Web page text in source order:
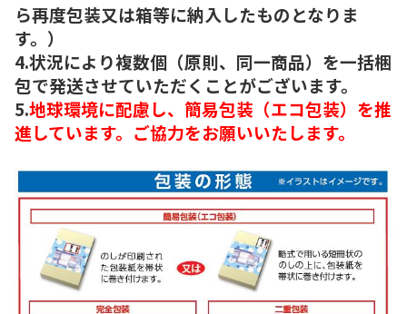
ら再度包装又は箱等に納入したものとなりま
す。）
4.状況により複数個（原則、同一商品）を一括梱
包で発送させていただくことがございます。
5.地球環境に配慮し、簡易包装（エコ包装）を推
進しています。ご協力をお願いいたします。